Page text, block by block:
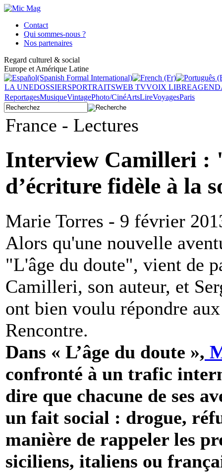
Contact
Qui sommes-nous ?
Nos partenaires
Regard culturel & social
Europe et Amérique Latine
LA UNEDOSSIERSPORTRAITSWEB TVVOIX LIBRE
ReportagesMusiqueVintagePhoto/CinéArtsLireVoyagesParis
France - Lectures
Interview Camilleri :
d’écriture fidèle à la
Marie Torres - 9 février
Alors qu'une nouvelle
"L'âge du doute", vient de
Camilleri, son auteur, et
ont bien voulu répondre
Rencontre.
Dans « L’âge du doute »,
confronté à un trafic
dire que chacune de ses
un fait social : drogue,
manière de rappeler les
siciliens, italiens ou